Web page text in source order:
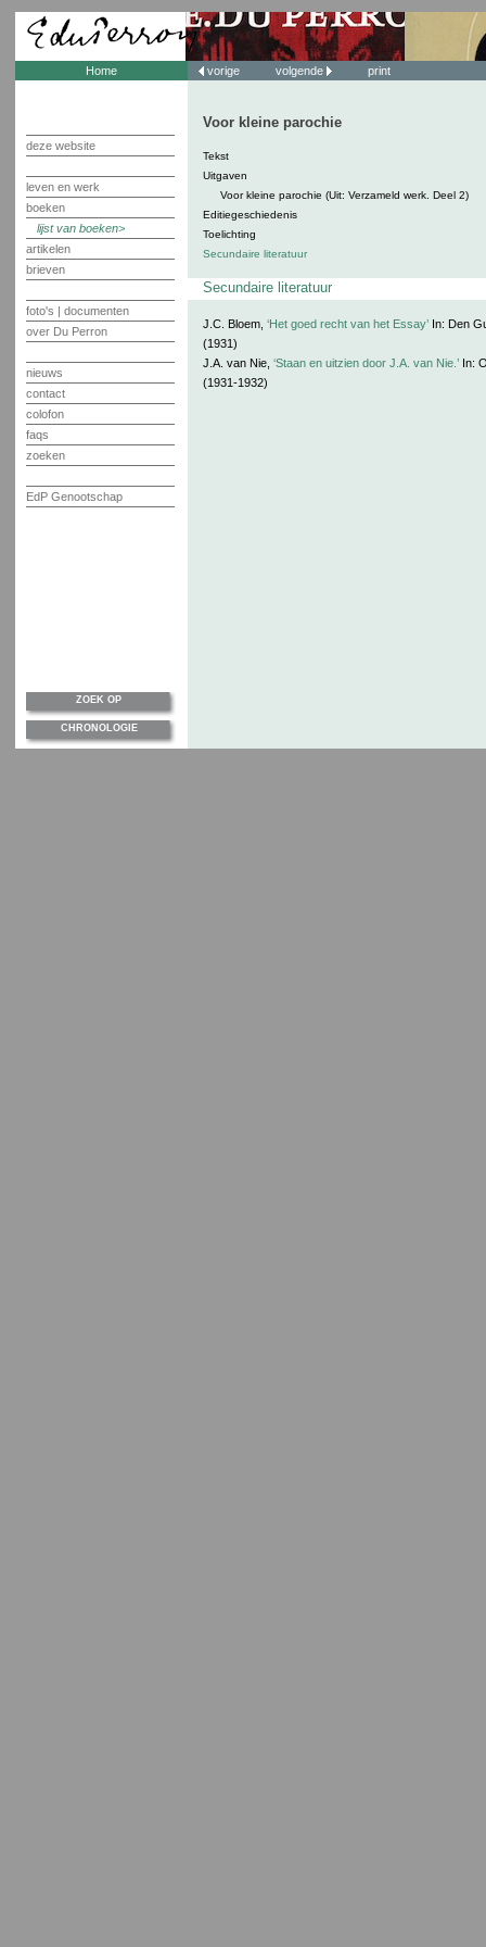
Home
deze website
leven en werk
boeken
lijst van boeken
artikelen
brieven
foto's | documenten
over Du Perron
nieuws
contact
colofon
faqs
zoeken
EdP Genootschap
vorige volgende print
Voor kleine parochie
Tekst
Uitgaven
Voor kleine parochie (Uit: Verzameld werk. Deel 2)
Editiegeschiedenis
Toelichting
Secundaire literatuur
Secundaire literatuur
J.C. Bloem, ‘Het goed recht van het Essay’In: Den
(1931)
J.A. van Nie, ‘Staan en uitzien door J.A. van Nie.’In:
(1931-1932)
ZOEK OP
CHRONOLOGIE